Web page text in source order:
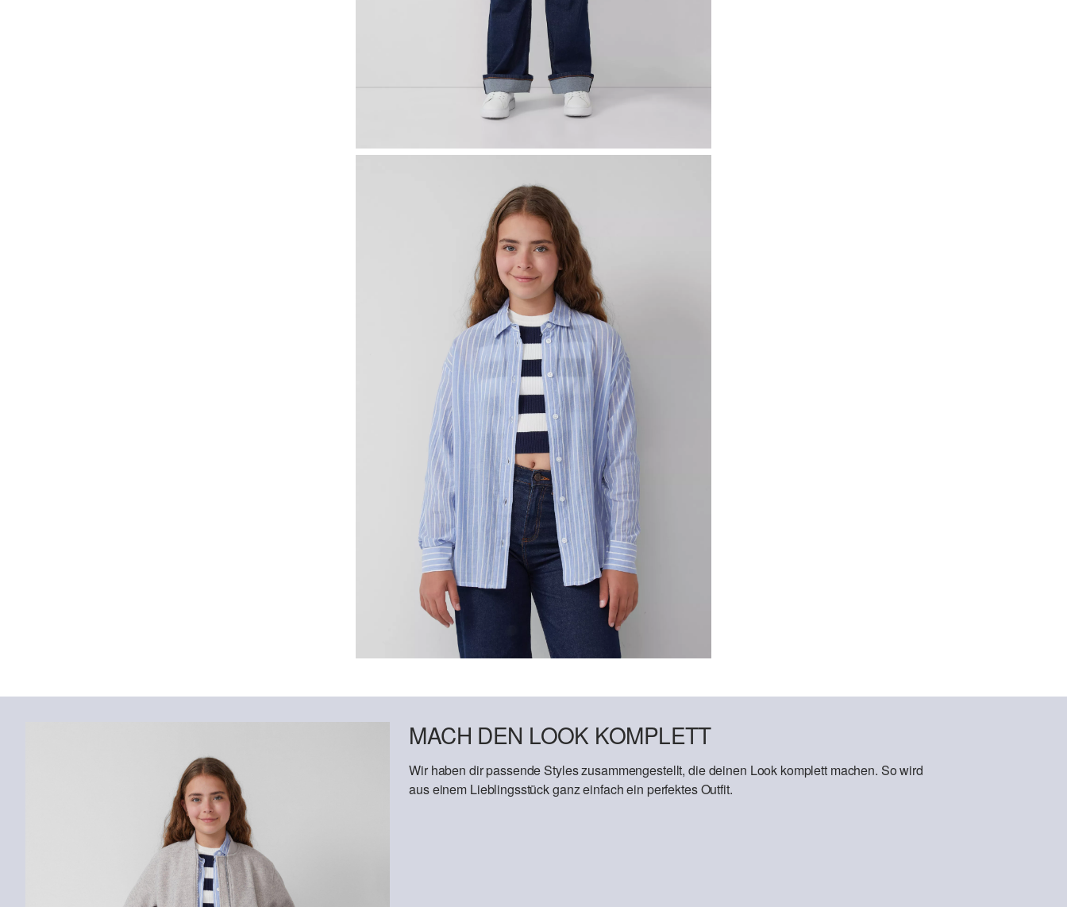
MACH DEN LOOK KOMPLETT
Wir haben dir passende Styles zusammengestellt, die deinen Look komplett machen. So wird
aus einem Lieblingsstück ganz einfach ein perfektes Outfit.